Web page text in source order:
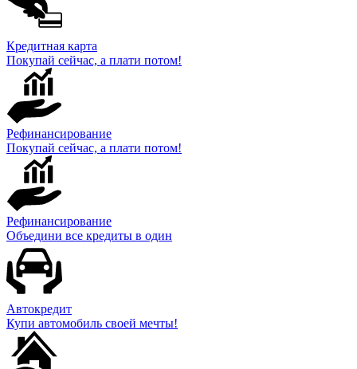
Кредитная карта
Покупай сейчас, а плати потом!
Рефинансирование
Покупай сейчас, а плати потом!
Рефинансирование
Объедини все кредиты в один
Автокредит
Купи автомобиль своей мечты!